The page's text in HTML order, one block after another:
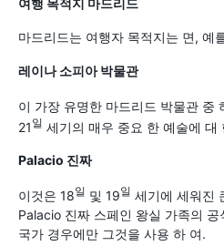
여행 목적지 마드리드
마드리드는 여행자 목적지는 면, 예
레이나 소피아 박물관
이 가장 유명한 마드리드 박물관 중
21 일 세기의 매우 중요 한 예술에 대
Palacio 진짜
이것은 18일 및 19일 세기에 세워진
Palacio 진짜 스페인 왕실 가족의
국가 경우에만 그것을 사용 하 여.